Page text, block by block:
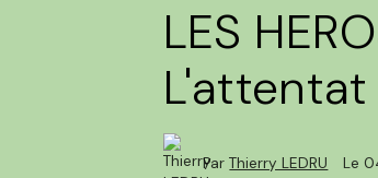
LES
L'attentat
ParThierry LEDRU Le